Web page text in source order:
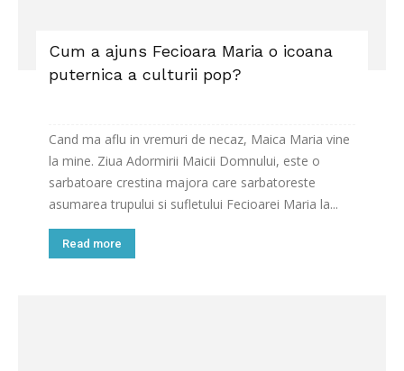
Cum a ajuns Fecioara Maria o icoana
puternica a culturii pop?
Cand ma aflu in vremuri de necaz, Maica Maria vine
la mine. Ziua Adormirii Maicii Domnului, este o
sarbatoare crestina majora care sarbatoreste
asumarea trupului si sufletului Fecioarei Maria la...
Read more